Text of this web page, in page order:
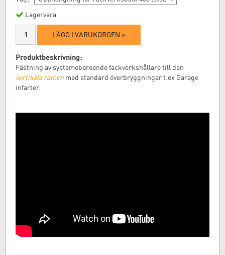
Lagervara
LÄGG I VARUKORGEN »
Produktbeskrivning:
Fästning av systemoberoende fackverkshållare till den
vertikala ramen med standard överbryggningar t.ex Garage
infarter.